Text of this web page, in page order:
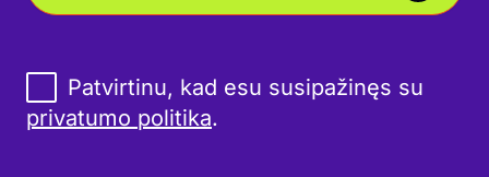
Patvirtinu, kad esu susipažinęs su
privatumo politika.